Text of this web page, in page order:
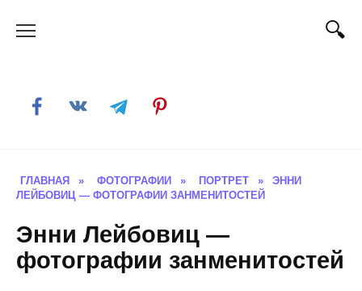
ГЛАВНАЯ » ФОТОГРАФИИ » ПОРТРЕТ »
ЭННИ
ЛЕЙБОВИЦ — ФОТОГРАФИИ ЗАНМЕНИТОСТЕЙ
Энни Лейбовиц —
фотографии занменитостей